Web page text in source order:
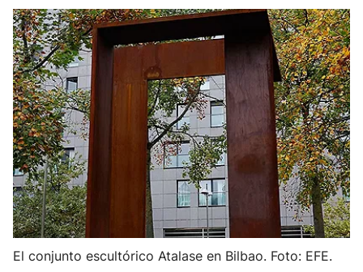
El conjunto escultórico Atalase en Bilbao. Foto: EFE.